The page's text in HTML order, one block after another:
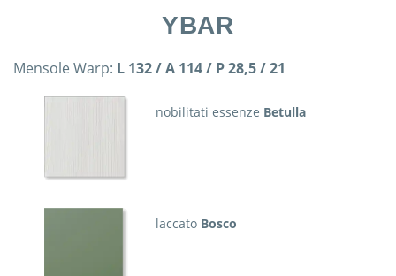
YBAR
Mensole Warp: L 132 / A 114 / P 28,5 / 21
nobilitati essenze Betulla
laccato Bosco